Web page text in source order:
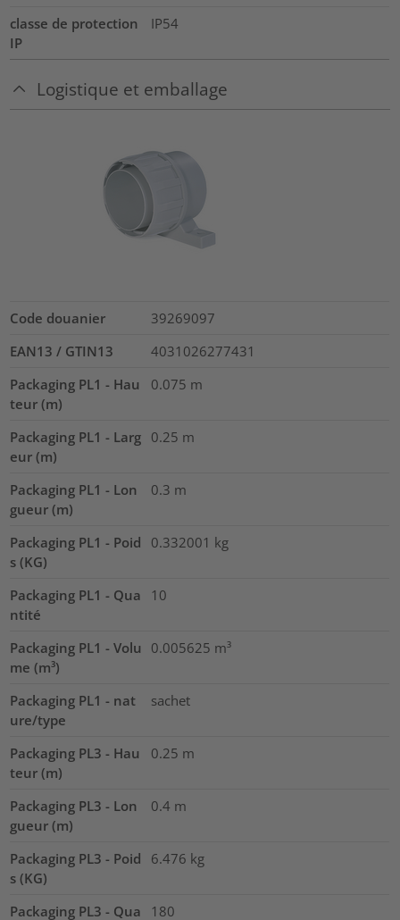
classe de protection
IP
IP54
Logistique et emballage
Code douanier
39269097
EAN13 / GTIN13
4031026277431
Packaging PL1 - Hau
teur (m)
0.075 m
Packaging PL1 - Larg
eur (m)
0.25 m
Packaging PL1 - Lon
gueur (m)
0.3 m
Packaging PL1 - Poid
s (KG)
0.332001 kg
Packaging PL1 - Qua
ntité
10
Packaging PL1 - Volu
me (m³)
0.005625 m³
Packaging PL1 - nat
ure/type
sachet
Packaging PL3 - Hau
teur (m)
0.25 m
Packaging PL3 - Lon
gueur (m)
0.4 m
Packaging PL3 - Poid
s (KG)
6.476 kg
Packaging PL3 - Qua 180